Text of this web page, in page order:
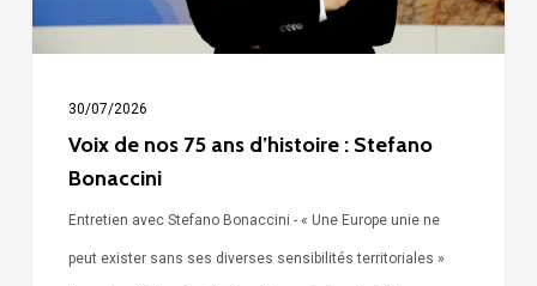
Stefano
Bonaccini
30/07/2026
Voix de nos 75 ans d’histoire : Stefano
Bonaccini
Entretien avec Stefano Bonaccini - « Une Europe unie ne
peut exister sans ses diverses sensibilités territoriales »